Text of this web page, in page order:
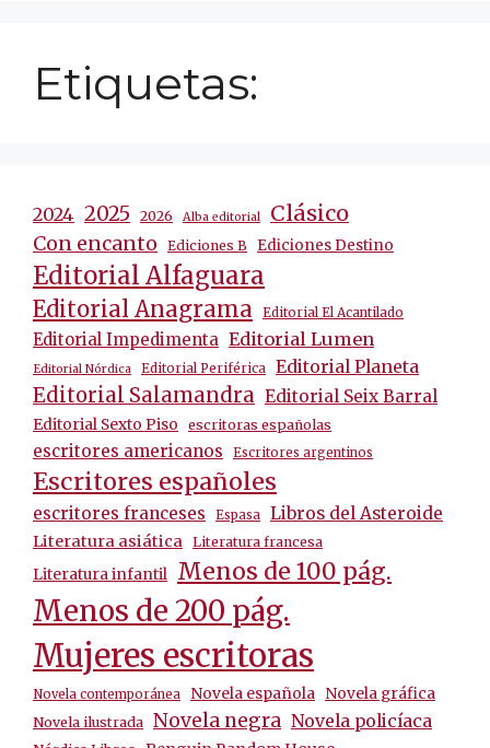
Etiquetas:
2024 2025 2026 Alba editorial Clásico
Con encanto Ediciones B Ediciones Destino
Editorial Alfaguara
Editorial Anagrama Editorial El Acantilado
Editorial Impedimenta Editorial Lumen
Editorial Nórdica Editorial Periférica Editorial Planeta
Editorial Salamandra Editorial Seix Barral
Editorial Sexto Piso escritoras españolas
escritores americanos Escritores argentinos
Escritores españoles
escritores franceses Espasa Libros del Asteroide
Literatura asiática Literatura francesa
Literatura infantil Menos de 100 pág.
Menos de 200 pág.
Mujeres escritoras
Novela contemporánea Novela española Novela gráfica
Novela ilustrada Novela negra Novela policíaca